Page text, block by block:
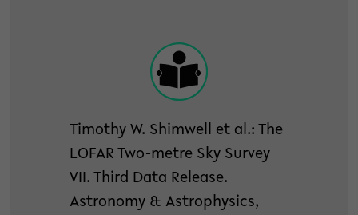
Timothy W. Shimwell et al.: The
LOFAR Two-metre Sky Survey
VII. Third Data Release.
Astronomy & Astrophysics,